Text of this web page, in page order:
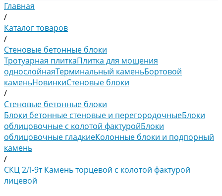
Главная
/
Каталог товаров
/
Стеновые бетонные блоки
Тротуарная плиткаПлитка для мощения
однослойнаяТерминальный каменьБортовой
каменьНовинкиСтеновые блоки
/
Стеновые бетонные блоки
Блоки бетонные стеновые и перегородочныеБлоки
облицовочные с колотой фактуройБлоки
облицовочные гладкиеКолонные блоки и подпорный
камень
/
СКЦ 2Л-9т Камень торцевой с колотой фактурой
лицевой